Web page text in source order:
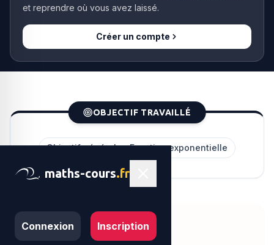
maths-cours.fr
Connexion Inscription
et reprendre où vous avez laissé.
Créer un compte
OBJECTIF TRAVAILLÉ
Objectif général — Fonction exponentielle
Théorème